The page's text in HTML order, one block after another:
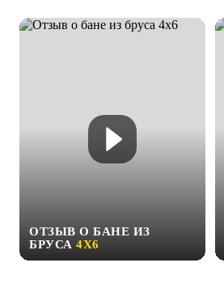
ОТЗЫВ О БАНЕ ИЗ
БРУСА 4Х6